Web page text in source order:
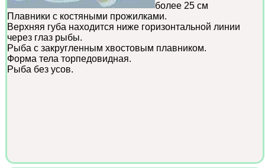
более 25 см
Плавники с костяными прожилками.
Верхняя губа находится ниже горизонтальной линии
через глаз рыбы.
Рыба с закругленным хвостовым плавником.
Форма тела торпедовидная.
Рыба без усов.